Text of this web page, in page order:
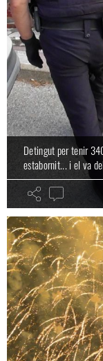
Detingut per tenir
estabornit... i el va